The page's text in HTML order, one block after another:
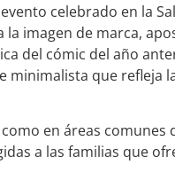
celebrado en la
la imagen de marca,
del cómic del año
minimalista que refleja
como en áreas comunes
a las familias que